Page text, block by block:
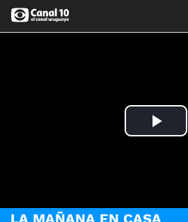
Play
LA MAÑANA EN CASA